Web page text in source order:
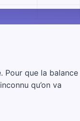
Pour que la balance
qu’on va